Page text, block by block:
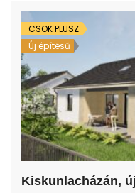
ingatlan 30-as téglából, […]
CSOK PLUSZ
Új építésű